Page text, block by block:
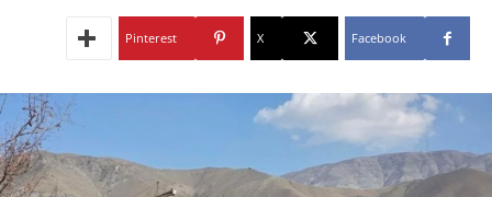
Facebook
X
Pinterest